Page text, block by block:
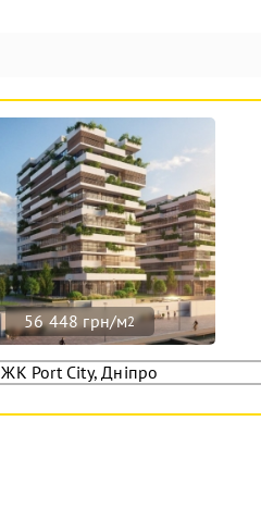
56 448 грн/м2
ЖК Port City, Дніпро